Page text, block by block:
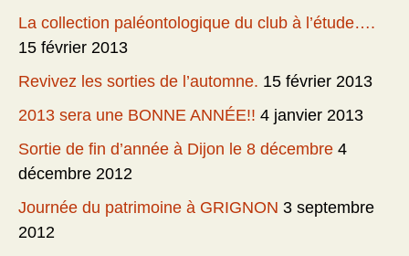
La collection paléontologique du club à l’étude….
15 février 2013
Revivez les sorties de l’automne. 15 février 2013
2013 sera une BONNE ANNÉE!! 4 janvier 2013
Sortie de fin d’année à Dijon le 8 décembre 4
décembre 2012
Journée du patrimoine à GRIGNON 3 septembre
2012